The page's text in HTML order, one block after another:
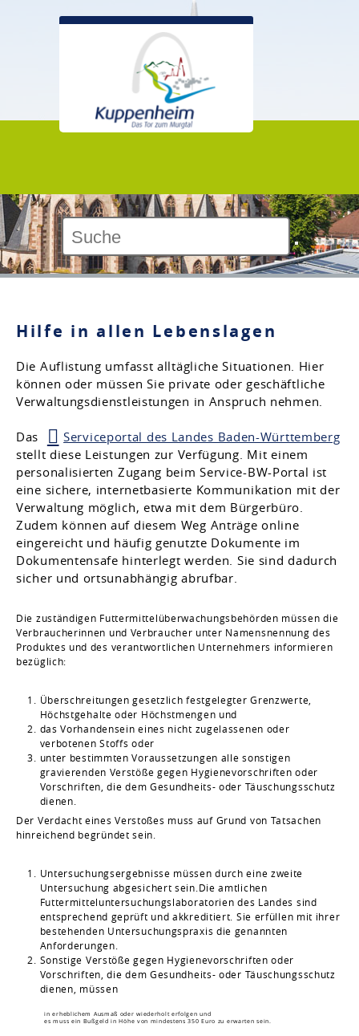
Hilfe in allen Lebenslagen
Die Auflistung umfasst alltägliche Situationen. Hier
können oder müssen Sie private oder geschäftliche
Verwaltungsdienstleistungen in Anspruch nehmen.
Das
Serviceportal des Landes Baden-Württemberg
stellt diese Leistungen zur Verfügung. Mit einem
personalisierten Zugang beim Service-BW-Portal ist
eine sichere, internetbasierte Kommunikation mit der
Verwaltung möglich, etwa mit dem Bürgerbüro.
Zudem können auf diesem Weg Anträge online
eingereicht und häufig genutzte Dokumente im
Dokumentensafe hinterlegt werden. Sie sind dadurch
sicher und ortsunabhängig abrufbar.
Die zuständigen Futtermittelüberwachungsbehörden müssen die
Verbraucherinnen und Verbraucher unter Namensnennung des
Produktes und des verantwortlichen Unternehmers informieren
bezüglich:
Überschreitungen gesetzlich festgelegter Grenzwerte,
Höchstgehalte oder Höchstmengen und
das Vorhandensein eines nicht zugelassenen oder
verbotenen Stoffs oder
unter bestimmten Voraussetzungen alle sonstigen
gravierenden Verstöße gegen Hygienevorschriften oder
Vorschriften, die dem Gesundheits- oder Täuschungsschutz
dienen.
Der Verdacht eines Verstoßes muss auf Grund von Tatsachen
hinreichend begründet sein.
Untersuchungsergebnisse müssen durch eine zweite
Untersuchung abgesichert sein.Die amtlichen
Futtermitteluntersuchungslaboratorien des Landes sind
entsprechend geprüft und akkreditiert. Sie erfüllen mit ihrer
bestehenden Untersuchungspraxis die genannten
Anforderungen.
Sonstige Verstöße gegen Hygienevorschriften oder
Vorschriften, die dem Gesundheits- oder Täuschungsschutz
dienen, müssen
in erheblichem Ausmaß oder wiederholt erfolgen und
es muss ein Bußgeld in Höhe von mindestens 350 Euro zu erwarten sein.